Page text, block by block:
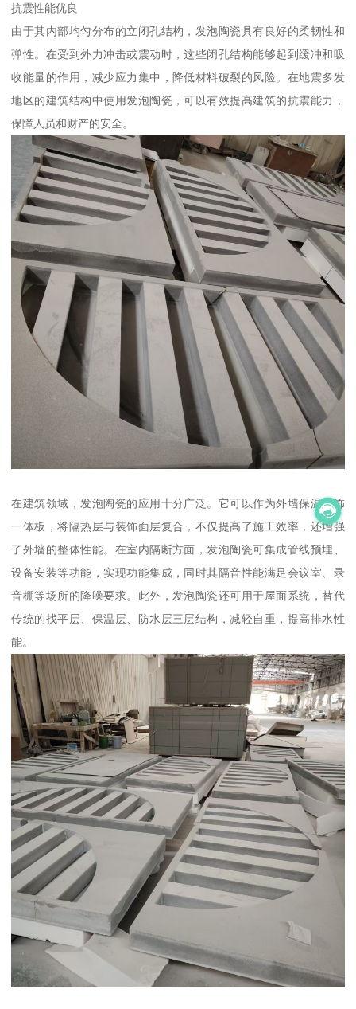
抗震性能优良
由于其内部均匀分布的立闭孔结构，发泡陶瓷具有良好的柔韧性和
弹性。在受到外力冲击或震动时，这些闭孔结构能够起到缓冲和吸
收能量的作用，减少应力集中，降低材料破裂的风险。在地震多发
地区的建筑结构中使用发泡陶瓷，可以有效提高建筑的抗震能力，
保障人员和财产的安全。
在建筑领域，发泡陶瓷的应用十分广泛。它可以作为外墙保温装饰
一体板，将隔热层与装饰面层复合，不仅提高了施工效率，还增强
了外墙的整体性能。在室内隔断方面，发泡陶瓷可集成管线预埋、
设备安装等功能，实现功能集成，同时其隔音性能满足会议室、录
音棚等场所的降噪要求。此外，发泡陶瓷还可用于屋面系统，替代
传统的找平层、保温层、防水层三层结构，减轻自重，提高排水性
能。